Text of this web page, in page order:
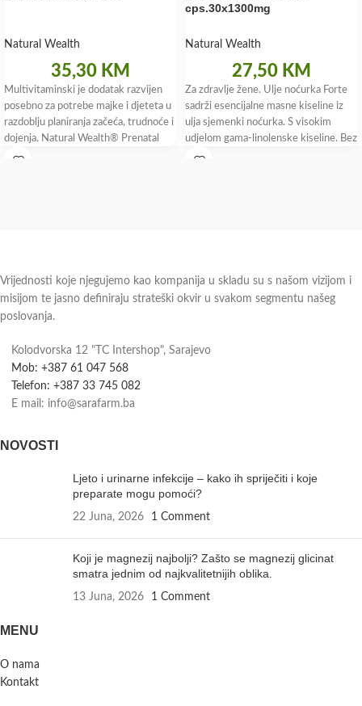
Natural Wealth
35,30 KM
Multivitaminski je dodatak razvijen
posebno za potrebe majke i djeteta u
razdoblju planiranja začeća, trudnoće i
dojenja. Natural Wealth® Prenatal
sadrži
cps.30x1300mg
Natural Wealth
27,50 KM
Za zdravlje žene. Ulje noćurka Forte
sadrži esencijalne masne kiseline iz
ulja sjemenki noćurka. S visokim
udjelom gama-linolenske kiseline. Bez
Vrijednosti koje njegujemo kao kompanija u skladu su s našom vizijom i
misijom te jasno definiraju strateški okvir u svakom segmentu našeg
poslovanja.
Kolodvorska 12 "TC Intershop", Sarajevo
Mob: +387 61 047 568
Telefon: +387 33 745 082
E mail: info@sarafarm.ba
NOVOSTI
Ljeto i urinarne infekcije – kako ih spriječiti i koje
preparate mogu pomoći?
22 Juna, 2026 1 Comment
Koji je magnezij najbolji? Zašto se magnezij glicinat
smatra jednim od najkvalitetnijih oblika.
13 Juna, 2026 1 Comment
MENU
O nama
Kontakt